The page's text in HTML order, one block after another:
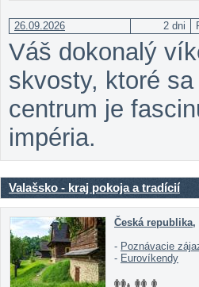
26.09.2026 2 dni
Váš dokonalý
skvosty, ktoré
centrum je
impéria.
Valašsko - kraj pokoja a tradícií
Česká republika,
- Poznávacie
- Eurovíkendy